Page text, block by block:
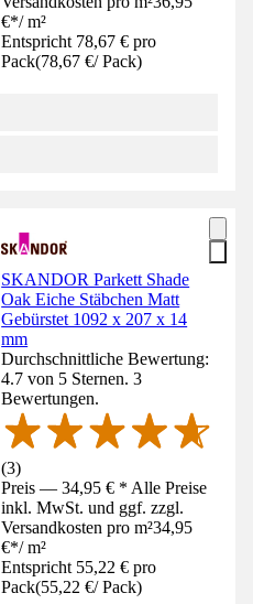
€*/ m²
Entspricht 78,67 € pro
Pack(78,67 €/ Pack)
SKANDOR Parkett Shade
Oak Eiche Stäbchen Matt
Gebürstet 1092 x 207 x 14
mm
Durchschnittliche Bewertung:
4.7 von 5 Sternen. 3
Bewertungen.
(3)
Preis — 34,95 € * Alle Preise
inkl. MwSt. und ggf. zzgl.
Versandkosten pro m²34,95
€*/ m²
Entspricht 55,22 € pro
Pack(55,22 €/ Pack)